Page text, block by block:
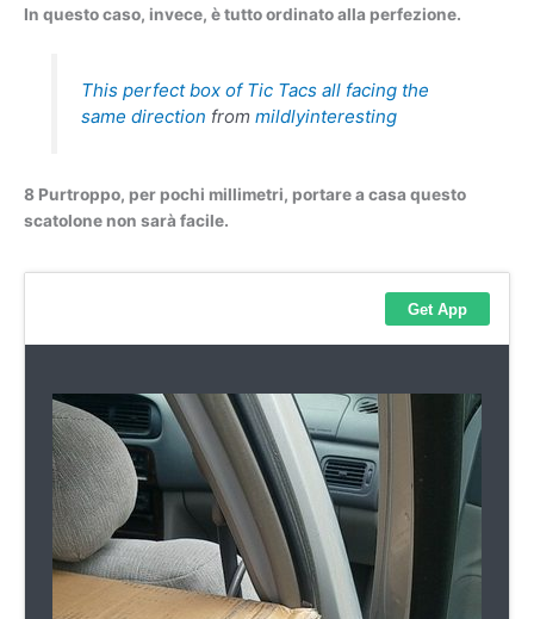
In questo caso, invece, è tutto ordinato alla perfezione.
This perfect box of Tic Tacs all facing the
same direction from mildlyinteresting
8 Purtroppo, per pochi millimetri, portare a casa questo
scatolone non sarà facile.